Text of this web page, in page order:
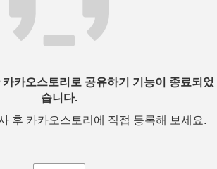
카오스토리로 공유하기 기능이 종료되었
습니다.
후 카카오스토리에 직접 등록해 보세요.